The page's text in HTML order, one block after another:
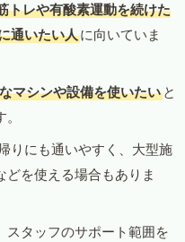
トレや有酸素運動を続けた
通いたい人に向いていま
マシンや設備を使いたい と
りにも通いやすく、大型施
を使える場合もありま
スタッフのサポート範囲を